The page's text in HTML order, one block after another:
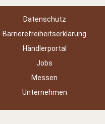
Datenschutz
Barrierefreiheitserklärung
Händlerportal
Jobs
Messen
Unternehmen